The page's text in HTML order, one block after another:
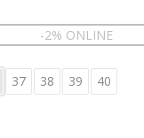
-2% ONLINE
37 38 39 40